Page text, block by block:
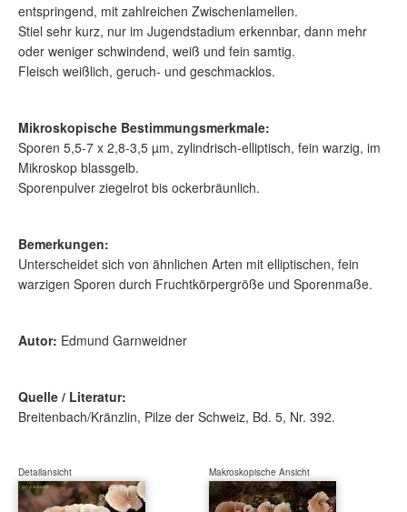
entspringend, mit zahlreichen Zwischenlamellen.
Stiel sehr kurz, nur im Jugendstadium erkennbar, dann mehr
oder weniger schwindend, weiß und fein samtig.
Fleisch weißlich, geruch- und geschmacklos.
Mikroskopische Bestimmungsmerkmale:
Sporen 5,5-7 x 2,8-3,5 µm, zylindrisch-elliptisch, fein warzig, im
Mikroskop blassgelb.
Sporenpulver ziegelrot bis ockerbräunlich.
Bemerkungen:
Unterscheidet sich von ähnlichen Arten mit elliptischen, fein
warzigen Sporen durch Fruchtkörpergröße und Sporenmaße.
Autor: Edmund Garnweidner
Quelle / Literatur:
Breitenbach/Kränzlin, Pilze der Schweiz, Bd. 5, Nr. 392.
Detailansicht Makroskopische Ansicht